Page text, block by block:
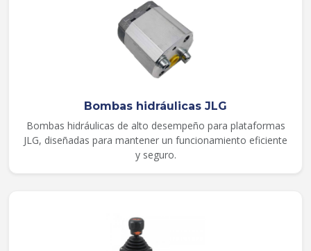
Bombas hidráulicas JLG
Bombas hidráulicas de alto desempeño para plataformas
JLG, diseñadas para mantener un funcionamiento eficiente
y seguro.